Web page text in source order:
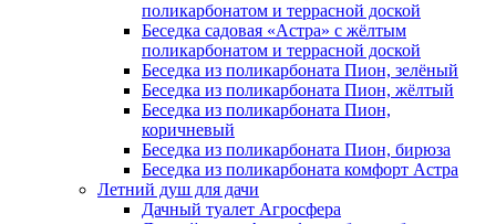
поликарбонатом и террасной доской
Беседка садовая «Астра» с жёлтым
поликарбонатом и террасной доской
Беседка из поликарбоната Пион, зелёный
Беседка из поликарбоната Пион, жёлтый
Беседка из поликарбоната Пион,
коричневый
Беседка из поликарбоната Пион, бирюза
Беседка из поликарбоната комфорт Астра
Летний душ для дачи
Дачный туалет Агросфера